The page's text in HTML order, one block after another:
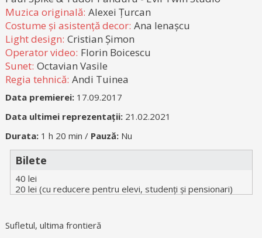
Muzica originală: Alexei Țurcan
Costume și asistență decor: Ana Ienașcu
Light design: Cristian Șimon
Operator video: Florin Boicescu
Sunet: Octavian Vasile
Regia tehnică: Andi Tuinea
Data premierei: 17.09.2017
Data ultimei reprezentații: 21.02.2021
Durata: 1 h 20 min / Pauză: Nu
Bilete
40 lei
20 lei (cu reducere pentru elevi, studenți și pensionari)
Sufletul, ultima frontieră